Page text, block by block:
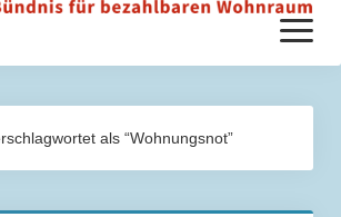
Menü
öffnen
als “Wohnungsnot”